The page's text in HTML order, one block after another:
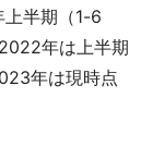
半期（1-6
年は上半期
年は現時点